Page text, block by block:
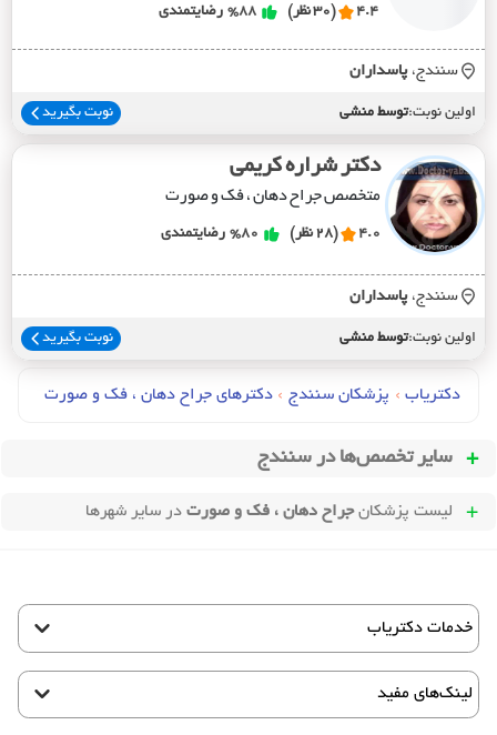
4.4 (30 نظر) %88 رضایتمندی
سنندج، پاسداران
اولین نوبت:توسط منشی نوبت بگیرید
دکتر شراره کریمی
متخصص جراح دهان ، فک و صورت
4.0 (28 نظر) %80 رضایتمندی
سنندج، پاسداران
اولین نوبت:توسط منشی نوبت بگیرید
دکتریاب › پزشکان سنندج › دکترهای جراح دهان ، فک و صورت
سایر تخصص‌ها در سنندج
لیست پزشکانجراح دهان ، فک و صورت در سایر شهرها
خدمات دکتریاب
لینک‌های مفید